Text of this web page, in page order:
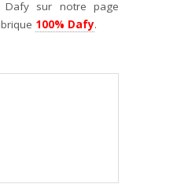
Dafy sur notre page
100% Dafy.